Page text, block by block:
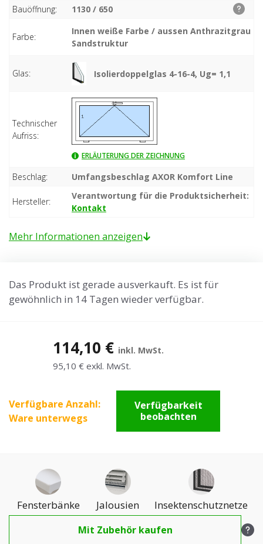
Bauöffnung:
1130 / 650
Farbe:
Innen weiße Farbe / aussen Anthrazitgrau
Sandstruktur
Glas: Isolierdoppelglas 4-16-4, Ug= 1,1
Technischer
Aufriss:
ERLÄUTERUNG DER ZEICHNUNG
Beschlag: Umfangsbeschlag AXOR Komfort Line
Hersteller:
Verantwortung für die Produktsicherheit:
Kontakt
Mehr Informationen anzeigen
Das Produkt ist gerade ausverkauft. Es ist für
gewöhnlich in 14 Tagen wieder verfügbar.
114,10 € inkl. MwSt.
95,10 € exkl. MwSt.
Verfügbare Anzahl:
Ware unterwegs
Verfügbarkeit
beobachten
Fensterbänke Jalousien Insektenschutznetze
Mit Zubehör kaufen